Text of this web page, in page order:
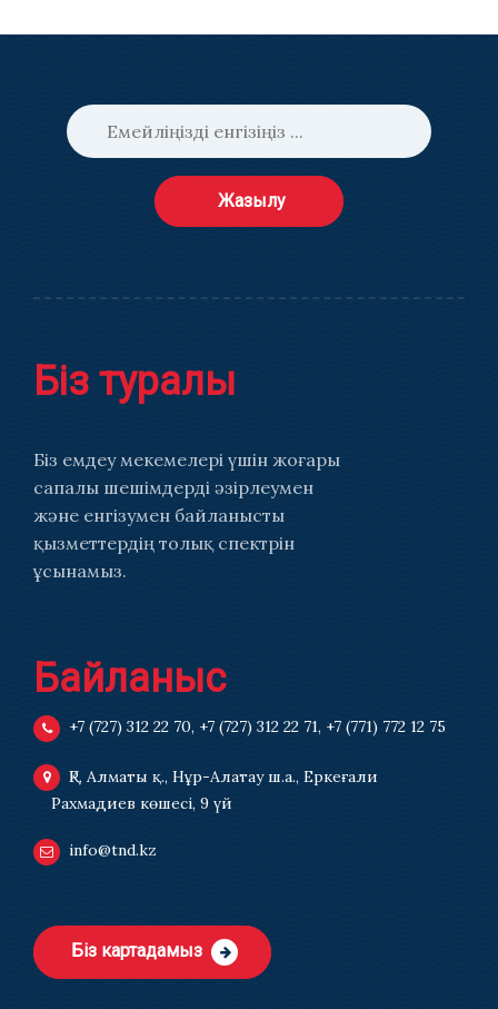
Жазылу
Біз туралы
Біз емдеу мекемелері үшін жоғары
сапалы шешімдерді әзірлеумен
және енгізумен байланысты
қызметтердің толық спектрін
ұсынамыз.
Байланыс
+7 (727) 312 22 70, +7 (727) 312 22 71, +7 (771) 772 12 75
ҚР, Алматы қ., Нұр-Алатау ш.а., Еркеғали
Рахмадиев көшесі, 9 үй
info@tnd.kz
Біз картадамыз